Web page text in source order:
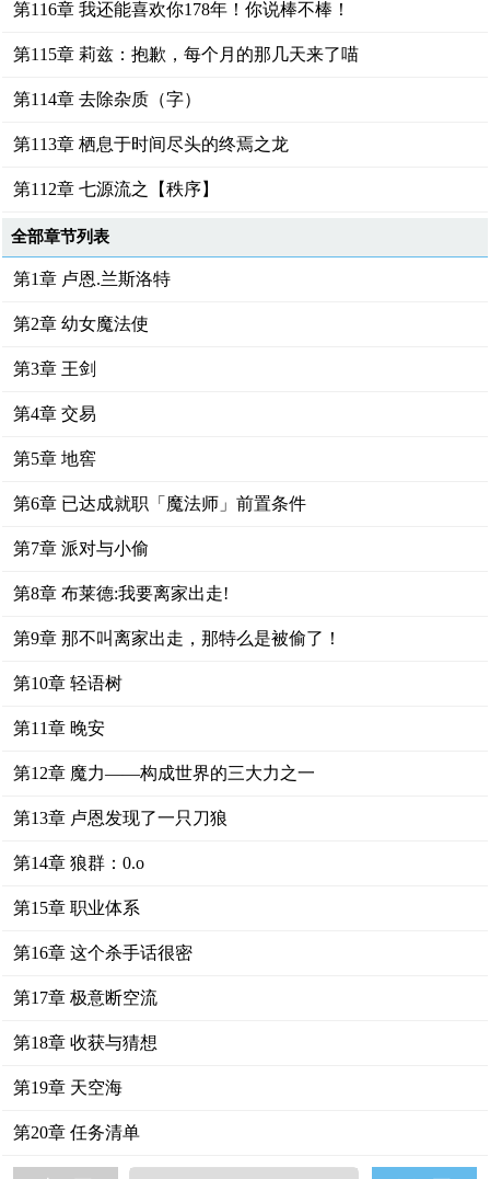
第116章 我还能喜欢你178年！你说棒不棒！
第115章 莉兹：抱歉，每个月的那几天来了喵
第114章 去除杂质（字）
第113章 栖息于时间尽头的终焉之龙
第112章 七源流之【秩序】
全部章节列表
第1章 卢恩.兰斯洛特
第2章 幼女魔法使
第3章 王剑
第4章 交易
第5章 地窖
第6章 已达成就职「魔法师」前置条件
第7章 派对与小偷
第8章 布莱德:我要离家出走!
第9章 那不叫离家出走，那特么是被偷了！
第10章 轻语树
第11章 晚安
第12章 魔力——构成世界的三大力之一
第13章 卢恩发现了一只刀狼
第14章 狼群：0.o
第15章 职业体系
第16章 这个杀手话很密
第17章 极意断空流
第18章 收获与猜想
第19章 天空海
第20章 任务清单